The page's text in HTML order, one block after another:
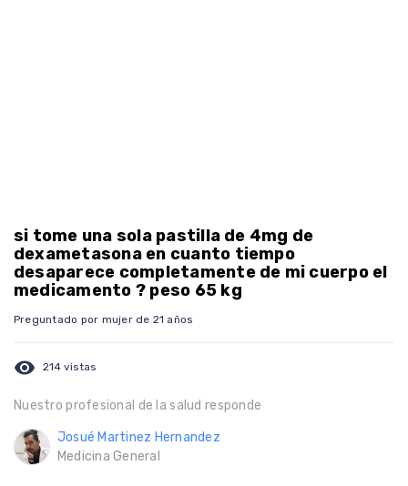
si tome una sola pastilla de 4mg de
dexametasona en cuanto tiempo
desaparece completamente de mi cuerpo el
medicamento ? peso 65 kg
Preguntado por mujer de 21 años
visibility 214 vistas
Nuestro profesional de la salud responde
Josué Martinez Hernandez
Medicina General